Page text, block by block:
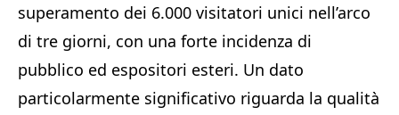
superamento dei 6.000 visitatori unici nell’arco
di tre giorni, con una forte incidenza di
pubblico ed espositori esteri. Un dato
particolarmente significativo riguarda la qualità